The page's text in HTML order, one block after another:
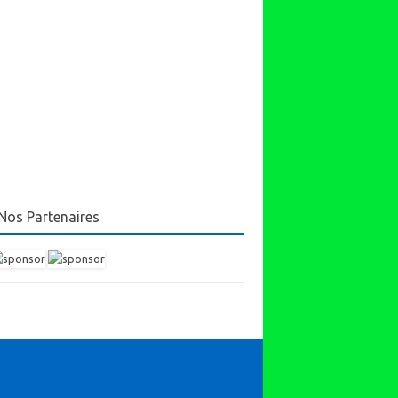
Partenaires